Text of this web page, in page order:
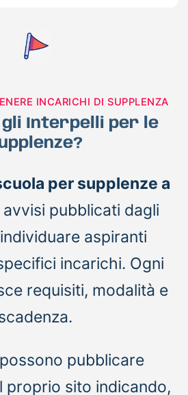
INCARICHI DI SUPPLENZA
gli Interpelli per le
per supplenze a
pubblicati dagli
aspiranti
incarichi. Ogni
requisiti, modalità e
pubblicare
proprio sito indicando,